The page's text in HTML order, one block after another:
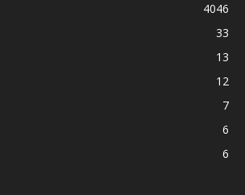
4046
33
13
12
7
6
6